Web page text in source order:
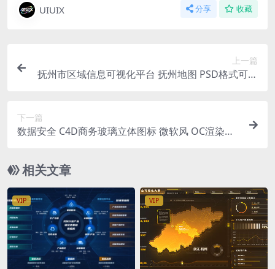
UIUIX 分享 收藏
上一篇
抚州市区域信息可视化平台 抚州地图 PSD格式可视
下一篇
数据安全 C4D商务玻璃立体图标 微软风 OC渲染器
相关文章
VIP VIP